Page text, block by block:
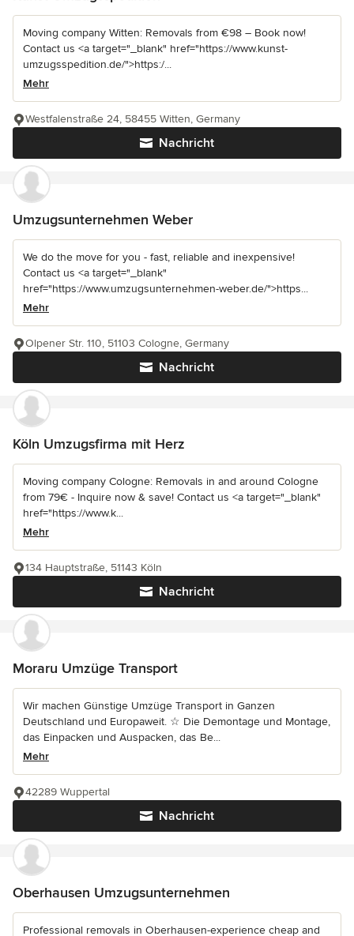
Moving company Witten: Removals from €98 – Book now!
Contact us <a target="_blank" href="https://www.kunst-
umzugsspedition.de/">https:/...
Mehr
Nachricht
Westfalenstraße 24, 58455 Witten, Germany
Umzugsunternehmen Weber
We do the move for you - fast, reliable and inexpensive!
Contact us <a target="_blank"
href="https://www.umzugsunternehmen-weber.de/">https...
Mehr
Nachricht
Olpener Str. 110, 51103 Cologne, Germany
Köln Umzugsfirma mit Herz
Moving company Cologne: Removals in and around Cologne
from 79€ - Inquire now & save! Contact us <a target="_blank"
href="https://www.k...
Mehr
Nachricht
134 Hauptstraße, 51143 Köln
Moraru Umzüge Transport
Wir machen Günstige Umzüge Transport in Ganzen
Deutschland und Europaweit. ☆ Die Demontage und Montage,
das Einpacken und Auspacken, das Be...
Mehr
Nachricht
42289 Wuppertal
Oberhausen Umzugsunternehmen
Professional removals in Oberhausen-experience cheap and